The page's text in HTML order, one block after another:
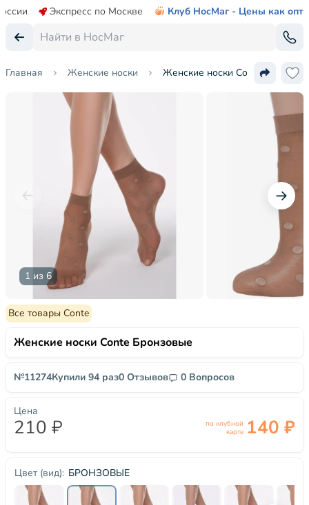
Экспресс по Москве Клуб НосМаг - Цены как опт
Главная Женские носки Женские носки Conte
1 из 6
Все товары Conte
Женские носки Conte Бронзовые
№11274Купили 94 раз0 Отзывов 0 Вопросов
Цвет (вид): БРОНЗОВЫЕ
Цена
210 ₽
по клубной
карте 140 ₽